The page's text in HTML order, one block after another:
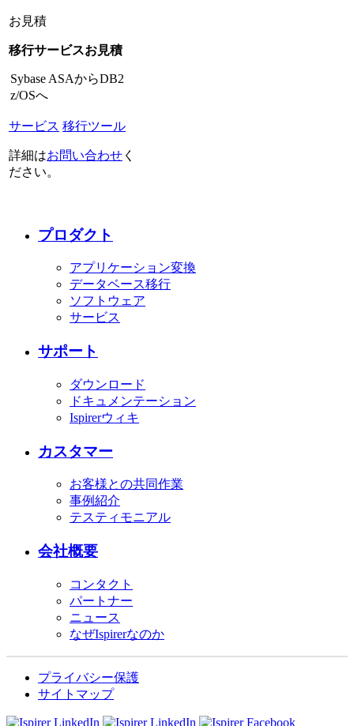
お見積
移行サービスお見積
Sybase ASAからDB2
z/OSへ
サービス 移行ツール
詳細はお問い合わせ く
ださい。
プロダクト
アプリケーション変換
データベース移行
ソフトウェア
サービス
サポート
ダウンロード
ドキュメンテーション
Ispirerウィキ
カスタマー
お客様との共同作業
事例紹介
テスティモニアル
会社概要
コンタクト
パートナー
ニュース
なぜIspirerなのか
プライバシー保護
サイトマップ